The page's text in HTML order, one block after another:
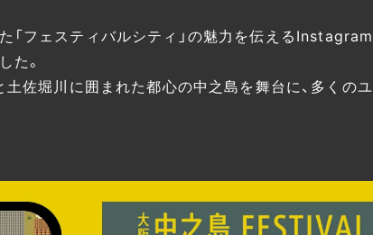
「フェスティバルシティ」の魅力を伝えるInstagram
た。
土佐堀川に囲まれた都心の中之島を舞台に、多くのユ